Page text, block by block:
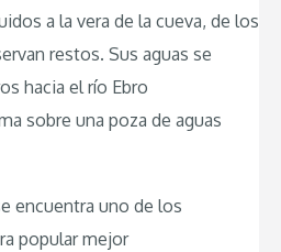
a la vera de la cueva, de los
restos. Sus aguas se
hacia el río Ebro
sobre una poza de aguas
encuentra uno de los
popular mejor